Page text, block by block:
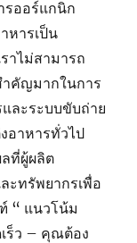
รออร์แกนิก
หารเป็น
าไม่สามารถ
ำคัญมากในการ
ละระบบขับถ่าย
อาหารทั่วไป
ที่ผู้ผลิต
ะทรัพยากรเพื่อ
“ แนวโน้ม
ร็ว – คุณต้อง